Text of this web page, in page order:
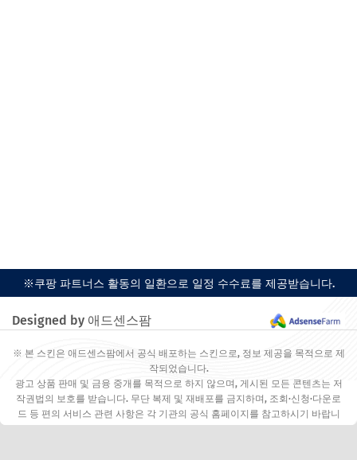
※쿠팡 파트너스 활동의 일환으로 일정 수수료를 제공받습니다.
Designed by 애드센스팜
※ 본 스킨은 애드센스팜에서 공식 배포하는 스킨으로, 정보 제공을 목적으로 제
작되었습니다.
광고 상품 판매 및 금융 중개를 목적으로 하지 않으며, 게시된 모든 콘텐츠는 저
작권법의 보호를 받습니다. 무단 복제 및 재배포를 금지하며, 조회·신청·다운로
드 등 편의 서비스 관련 사항은 각 기관의 공식 홈페이지를 참고하시기 바랍니